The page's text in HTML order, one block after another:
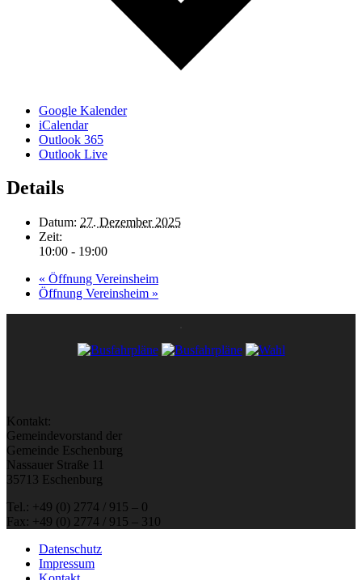
Google Kalender
iCalendar
Outlook 365
Outlook Live
Details
Datum: 27. Dezember 2025
Zeit:
10:00 - 19:00
« Öffnung Vereinsheim
Öffnung Vereinsheim »
Kontakt:
Gemeindevorstand der
Gemeinde Eschenburg
Nassauer Straße 11
35713 Eschenburg
Tel.: +49 (0) 2774 / 915 – 0
Fax: +49 (0) 2774 / 915 – 310
Datenschutz
Impressum